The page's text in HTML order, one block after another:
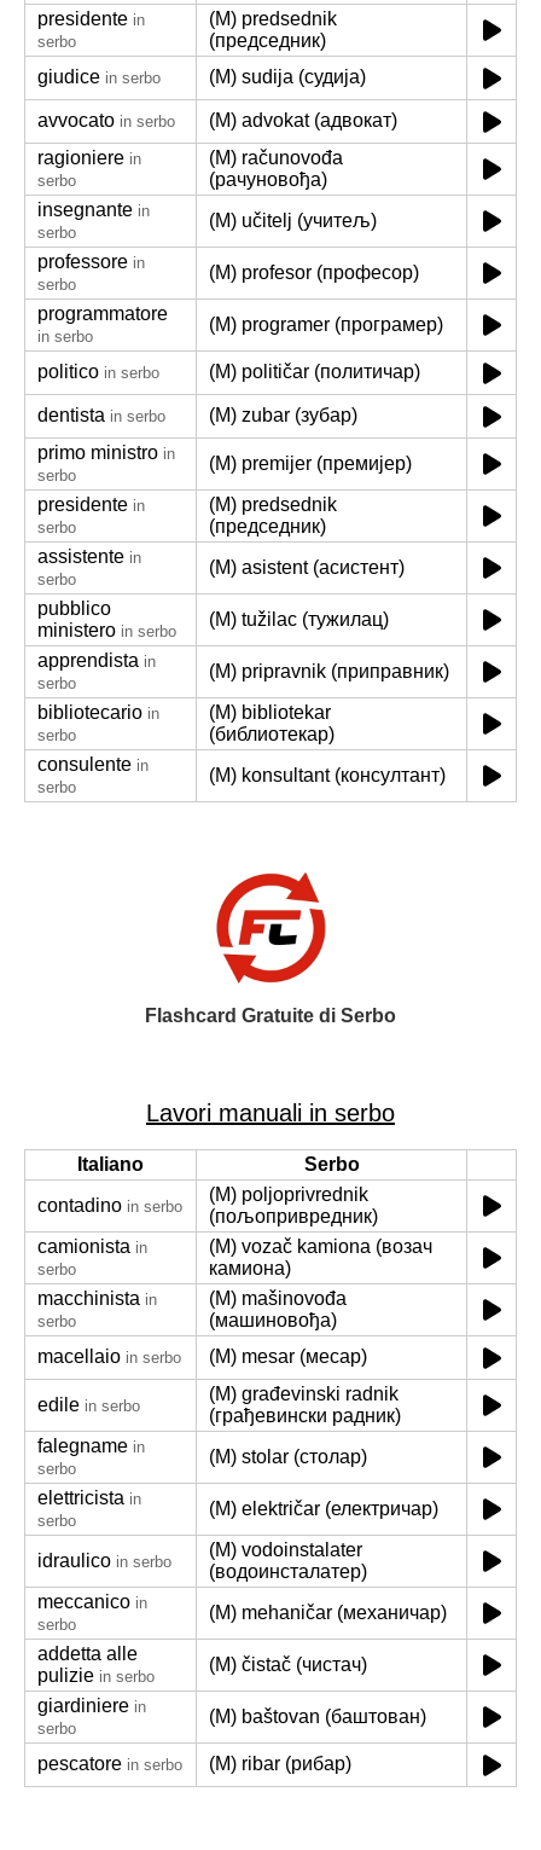
presidente in
serbo
(M) predsednik
(председник)
giudice in serbo (M) sudija (судија)
avvocato in serbo
(M) advokat (адвокат)
ragioniere in
serbo
(M) računovođa
(рачуновођа)
insegnante in
serbo
(M) učitelj (учитељ)
professore in
serbo
(M) profesor (професор)
programmatore
in serbo
(M) programer (програмер)
politico in serbo (M) političar (политичар)
dentista in serbo
(M) zubar (зубар)
primo ministro in
serbo
(M) premijer (премијер)
presidente in
serbo
(M) predsednik
(председник)
assistente in
serbo
(M) asistent (асистент)
pubblico
ministero in serbo
(M) tužilac (тужилац)
apprendista in
serbo
(M) pripravnik (приправник)
bibliotecario in
serbo
(M) bibliotekar
(библиотекар)
consulente in
serbo
(M) konsultant (консултант)
Flashcard Gratuite di Serbo
Lavori manuali in serbo
Italiano
Serbo
contadino in serbo
(M) poljoprivrednik
(пољопривредник)
camionista in
serbo
(M) vozač kamiona (возач
камиона)
macchinista in
serbo
(M) mašinovođa
(машиновођа)
macellaio in serbo (M) mesar (месар)
edile in serbo
(M) građevinski radnik
(грађевински радник)
falegname in
serbo
(M) stolar (столар)
elettricista in
serbo
(M) električar (електричар)
idraulico in serbo
(M) vodoinstalater
(водоинсталатер)
meccanico in
serbo
(M) mehaničar (механичар)
addetta alle
pulizie in serbo
(M) čistač (чистач)
giardiniere in
serbo
(M) baštovan (баштован)
pescatore in serbo (M) ribar (рибар)